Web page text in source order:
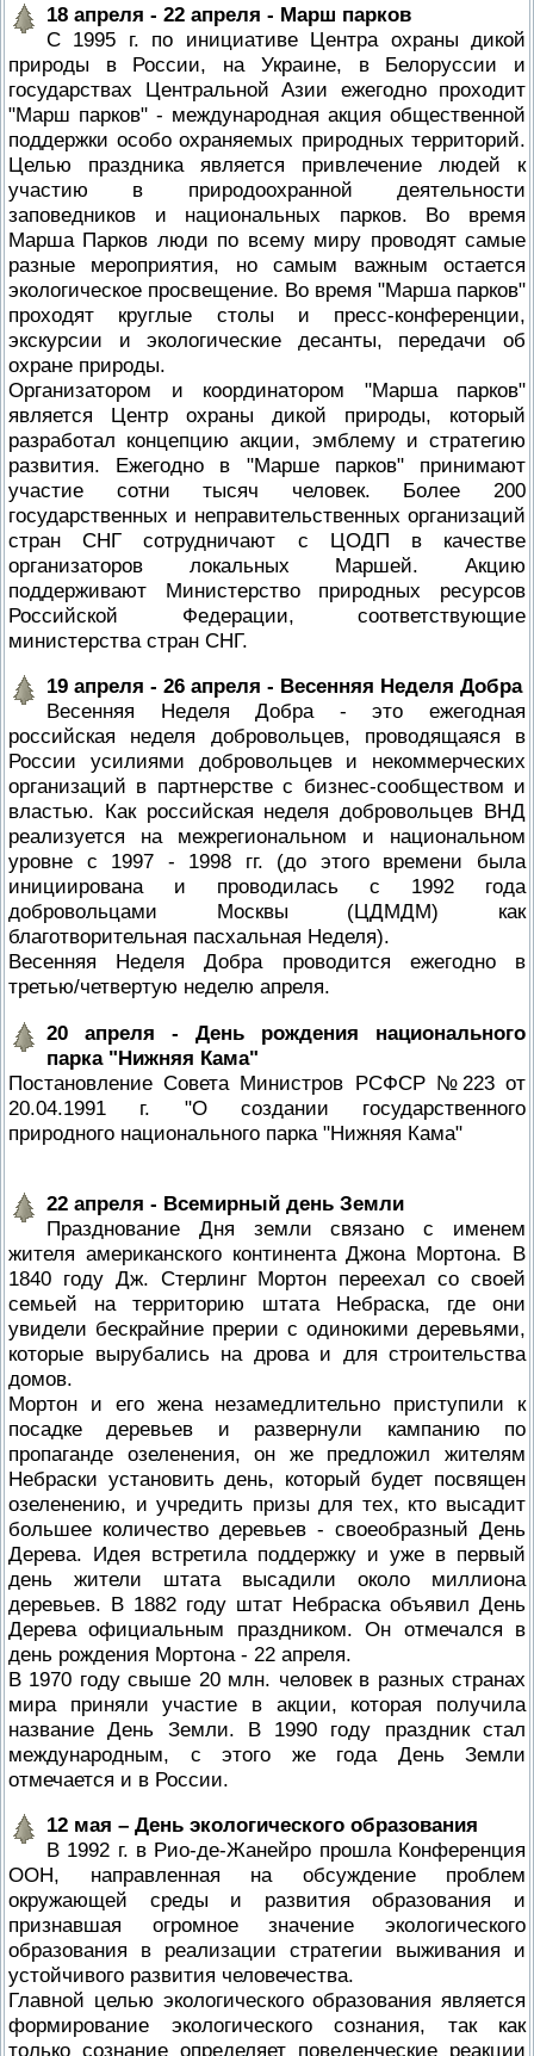
18 апреля - 22 апреля - Марш парков
С 1995 г. по инициативе Центра охраны дикой
природы в России, на Украине, в Белоруссии и
государствах Центральной Азии ежегодно проходит
"Марш парков" - международная акция общественной
поддержки особо охраняемых природных территорий.
Целью праздника является привлечение людей к
участию в природоохранной деятельности
заповедников и национальных парков. Во время
Марша Парков люди по всему миру проводят самые
разные мероприятия, но самым важным остается
экологическое просвещение. Во время "Марша парков"
проходят круглые столы и пресс-конференции,
экскурсии и экологические десанты, передачи об
охране природы.
Организатором и координатором "Марша парков"
является Центр охраны дикой природы, который
разработал концепцию акции, эмблему и стратегию
развития. Ежегодно в "Марше парков" принимают
участие сотни тысяч человек. Более 200
государственных и неправительственных организаций
стран СНГ сотрудничают с ЦОДП в качестве
организаторов локальных Маршей. Акцию
поддерживают Министерство природных ресурсов
Российской Федерации, соответствующие
министерства стран СНГ.
19 апреля - 26 апреля - Весенняя Неделя Добра
Весенняя Неделя Добра - это ежегодная
российская неделя добровольцев, проводящаяся в
России усилиями добровольцев и некоммерческих
организаций в партнерстве с бизнес-сообществом и
властью. Как российская неделя добровольцев ВНД
реализуется на межрегиональном и национальном
уровне с 1997 - 1998 гг. (до этого времени была
инициирована и проводилась с 1992 года
добровольцами Москвы (ЦДМДМ) как
благотворительная пасхальная Неделя).
Весенняя Неделя Добра проводится ежегодно в
третью/четвертую неделю апреля.
20 апреля - День рождения национального
парка "Нижняя Кама"
Постановление Совета Министров РСФСР №223 от
20.04.1991 г. "О создании государственного
природного национального парка "Нижняя Кама"
22 апреля - Всемирный день Земли
Празднование Дня земли связано с именем
жителя американского континента Джона Мортона. В
1840 году Дж. Стерлинг Мортон переехал со своей
семьей на территорию штата Небраска, где они
увидели бескрайние прерии с одинокими деревьями,
которые вырубались на дрова и для строительства
домов.
Мортон и его жена незамедлительно приступили к
посадке деревьев и развернули кампанию по
пропаганде озеленения, он же предложил жителям
Небраски установить день, который будет посвящен
озеленению, и учредить призы для тех, кто высадит
большее количество деревьев - своеобразный День
Дерева. Идея встретила поддержку и уже в первый
день жители штата высадили около миллиона
деревьев. В 1882 году штат Небраска объявил День
Дерева официальным праздником. Он отмечался в
день рождения Мортона - 22 апреля.
В 1970 году свыше 20 млн. человек в разных странах
мира приняли участие в акции, которая получила
название День Земли. В 1990 году праздник стал
международным, с этого же года День Земли
отмечается и в России.
12 мая – День экологического образования
В 1992 г. в Рио-де-Жанейро прошла Конференция
ООН, направленная на обсуждение проблем
окружающей среды и развития образования и
признавшая огромное значение экологического
образования в реализации стратегии выживания и
устойчивого развития человечества.
Главной целью экологического образования является
формирование экологического сознания, так как
только сознание определяет поведенческие реакции